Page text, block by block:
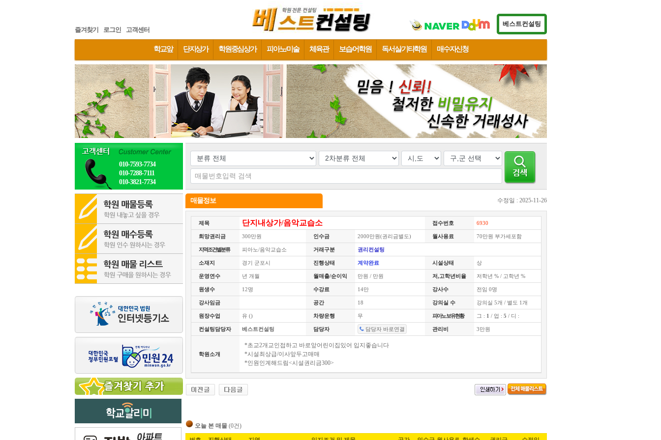
즐겨찾기 로그인 고객센터
베스트컨설팅
학교앞 단지상가 학원중심상가 피아노/미술 체육관 보습/어학원 독서실/기타학원 매수자신청
010-7593-7734
010-7288-7111
010-3821-7734
매물정보 수정일 : 2025-11-26
제목 단지내상가/음악교습소 접수번호 6930
희망권리금 300만원 인수금 2000만원(권리금별도) 월사용료 70만원 부가세포함
지역조건별분류 피아노/음악교습소 거래구분 권리컨설팅
소재지 경기 군포시 진행상태 계약완료 시설상태 상
운영연수 년 개월 월매출/순이익 만원 / 만원 저,고학년비율 저학년 % / 고학년 %
원생수 12명 수강료 14만 강사수 전임 0명
강사임금 공간 18 강의실 수 강의실 5개 / 별도 1개
원장수업 유 () 차량운행 무 피아노 보유현황 그 : 1 / 업 : 5 / 디 :
컨설팅담당자 베스트컨설팅 담당자 담당자 바로연결 관리비 3만원
학원소개
*초교2개교인접하고 바로앞어린이집있어 입지좋습니다
*시설최상급/이사앞두고매매
*인원인계해드림<시설권리금300>
오늘 본 매물 (0건)